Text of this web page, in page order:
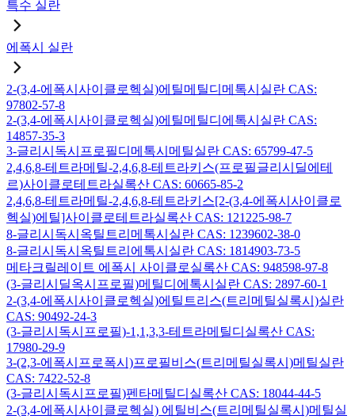
특수 실란
에폭시 실란
2-(3,4-에폭시사이클로헥실)에틸메틸디메톡시실란 CAS:
97802-57-8
2-(3,4-에폭시사이클로헥실)에틸메틸디에톡시실란 CAS:
14857-35-3
3-글리시독시프로필디메톡시메틸실란 CAS: 65799-47-5
2,4,6,8-테트라메틸-2,4,6,8-테트라키스(프로필글리시딜에테
르)사이클로테트라실록산 CAS: 60665-85-2
2,4,6,8-테트라메틸-2,4,6,8-테트라키스[2-(3,4-에폭시사이클로
헥실)에틸]사이클로테트라실록산 CAS: 121225-98-7
8-글리시독시옥틸트리메톡시실란 CAS: 1239602-38-0
8-글리시독시옥틸트리에톡시실란 CAS: 1814903-73-5
메타크릴레이트 에폭시 사이클로실록산 CAS: 948598-97-8
(3-글리시딜옥시프로필)메틸디에톡시실란 CAS: 2897-60-1
2-(3,4-에폭시사이클로헥실)에틸트리스(트리메틸실록시)실란
CAS: 90492-24-3
(3-글리시독시프로필)-1,1,3,3-테트라메틸디실록산 CAS:
17980-29-9
3-(2,3-에폭시프로폭시)프로필비스(트리메틸실록시)메틸실란
CAS: 7422-52-8
(3-글리시독시프로필)펜타메틸디실록산 CAS: 18044-44-5
2-(3,4-에폭시사이클로헥실) 에틸비스(트리메틸실록시)메틸실